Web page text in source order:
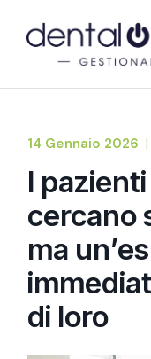
14 Gennaio 2026
I
cercano
ma
di loro